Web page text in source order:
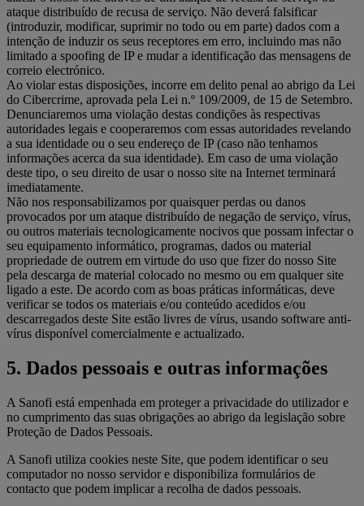
ataque distribuído de recusa de serviço. Não deverá falsificar
(introduzir, modificar, suprimir no todo ou em parte) dados com a
intenção de induzir os seus receptores em erro, incluindo mas não
limitado a spoofing de IP e mudar a identificação das mensagens de
correio electrónico.
Ao violar estas disposições, incorre em delito penal ao abrigo da Lei
do Cibercrime, aprovada pela Lei n.º 109/2009, de 15 de Setembro.
Denunciaremos uma violação destas condições às respectivas
autoridades legais e cooperaremos com essas autoridades revelando
a sua identidade ou o seu endereço de IP (caso não tenhamos
informações acerca da sua identidade). Em caso de uma violação
deste tipo, o seu direito de usar o nosso site na Internet terminará
imediatamente.
Não nos responsabilizamos por quaisquer perdas ou danos
provocados por um ataque distribuído de negação de serviço, vírus,
ou outros materiais tecnologicamente nocivos que possam infectar o
seu equipamento informático, programas, dados ou material
propriedade de outrem em virtude do uso que fizer do nosso Site
pela descarga de material colocado no mesmo ou em qualquer site
ligado a este. De acordo com as boas práticas informáticas, deve
verificar se todos os materiais e/ou conteúdo acedidos e/ou
descarregados deste Site estão livres de vírus, usando software anti-
vírus disponível comercialmente e actualizado.
5. Dados pessoais e outras informações
A Sanofi está empenhada em proteger a privacidade do utilizador e
no cumprimento das suas obrigações ao abrigo da legislação sobre
Proteção de Dados Pessoais.
A Sanofi utiliza cookies neste Site, que podem identificar o seu
computador no nosso servidor e disponibiliza formulários de
contacto que podem implicar a recolha de dados pessoais.